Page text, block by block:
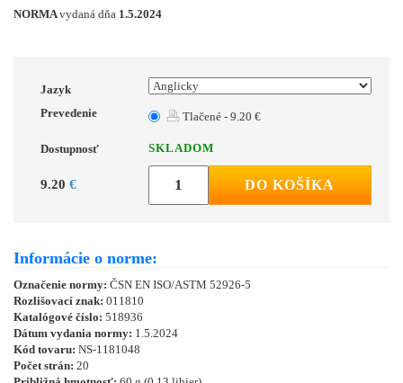
NORMAvydaná dňa 1.5.2024
Jazyk
Prevedenie
Tlačené - 9.20 €
Dostupnosť SKLADOM
9.20 € DO KOŠÍKA
Informácie o norme:
Označenie normy: ČSN EN ISO/ASTM 52926-5
Rozlišovací znak: 011810
Katalógové číslo: 518936
Dátum vydania normy: 1.5.2024
Kód tovaru: NS-1181048
Počet strán: 20